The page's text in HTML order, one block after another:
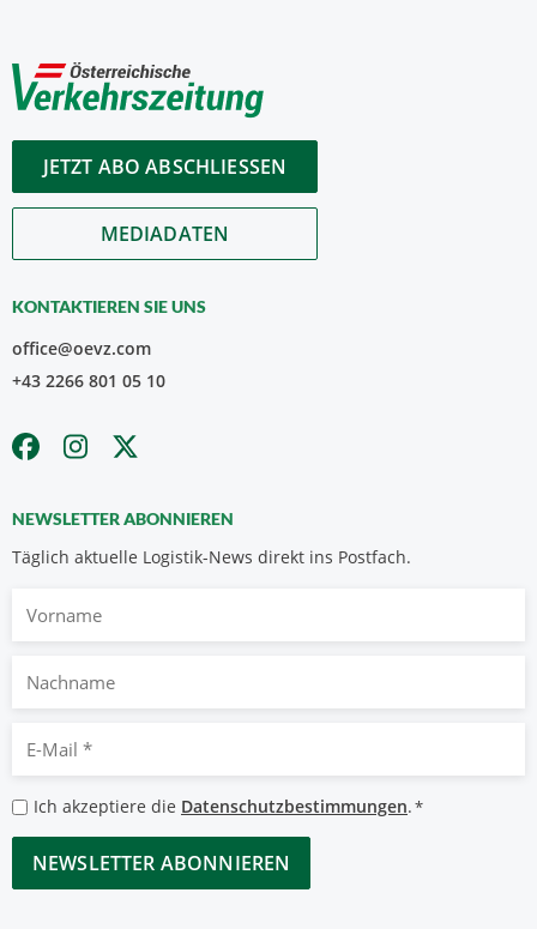
JETZT ABO ABSCHLIESSEN
MEDIADATEN
KONTAKTIEREN SIE UNS
office@oevz.com
+43 2266 801 05 10
NEWSLETTER ABONNIEREN
Täglich aktuelle Logistik-News direkt ins Postfach.
Nachname
Mail
*
Datenschutzbestimmungen
*
Ich akzeptiere die Datenschutzbestimmungen.*
CAPTCHA